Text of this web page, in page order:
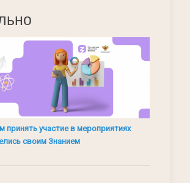
принять участие в мероприятиях
своим Знанием